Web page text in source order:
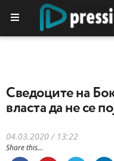
Сведоците на
власта да не се
04.03.2020 / 13:22
Share this...